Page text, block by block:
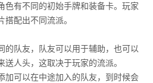
色有不同的初始手牌和装备卡。玩家
搭配出不同流派。
的队友，队友可以用于辅助，也可以
人头，这取决于玩家的流派。
加可以在中途加入的队友，到时候会